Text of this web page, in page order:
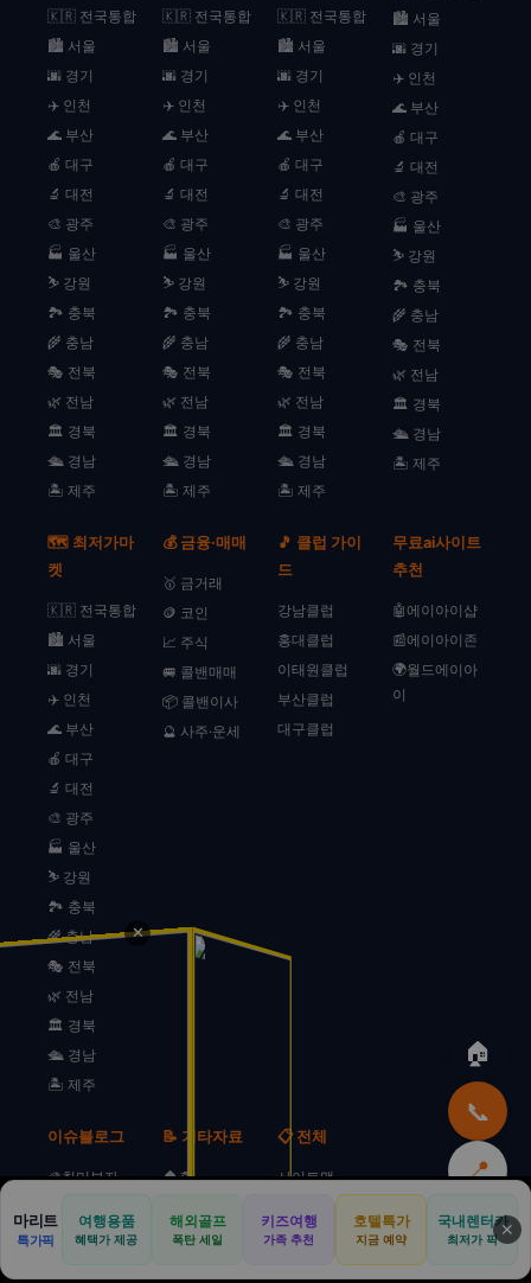
🇰🇷 전국통합
🏙️ 서울
🌆 경기
✈️ 인천
🌊 부산
🍎 대구
🔬 대전
🎨 광주
🏭 울산
⛷️ 강원
🏞️ 충북
🌾 충남
🎭 전북
🌿 전남
🏛️ 경북
🛳️ 경남
🏝️ 제주
🇰🇷 전국통합
🏙️ 서울
🌆 경기
✈️ 인천
🌊 부산
🍎 대구
🔬 대전
🎨 광주
🏭 울산
⛷️ 강원
🏞️ 충북
🌾 충남
🎭 전북
🌿 전남
🏛️ 경북
🛳️ 경남
🏝️ 제주
🇰🇷 전국통합
🏙️ 서울
🌆 경기
✈️ 인천
🌊 부산
🍎 대구
🔬 대전
🎨 광주
🏭 울산
⛷️ 강원
🏞️ 충북
🌾 충남
🎭 전북
🌿 전남
🏛️ 경북
🛳️ 경남
🏝️ 제주
🏙️ 서울
🌆 경기
✈️ 인천
🌊 부산
🍎 대구
🔬 대전
🎨 광주
🏭 울산
⛷️ 강원
🏞️ 충북
🌾 충남
🎭 전북
🌿 전남
🏛️ 경북
🛳️ 경남
🏝️ 제주
🗺️ 최저가마
켓
🇰🇷 전국통합
🏙️ 서울
🌆 경기
✈️ 인천
🌊 부산
🍎 대구
🔬 대전
🎨 광주
🏭 울산
⛷️ 강원
🏞️ 충북
🌾 충남
🎭 전북
🌿 전남
🏛️ 경북
🛳️ 경남
🏝️ 제주
💰 금융·매매
🥇 금거래
🪙 코인
📈 주식
🚐 콜밴매매
📦 콜밴이사
🔮 사주·운세
🎵 클럽 가이
드
강남클럽
홍대클럽
이태원클럽
부산클럽
대구클럽
무료ai사이트
추천
🤖에이아이샵
📰에이아이존
🌍월드에이아
이
이슈블로그
🎨취미부자
📝하비기록러
🏠방구석탐험
📝 기타자료
🏠홈
포
📋 전체
사이트맵
문의
🏠
📞
📍
⬆️
🏠 🚗
리무진
💒 🏕️
캠핑카
📍
전국
📢
광고
✕
마리트
특가픽
여행용품
혜택가 제공
해외골프
폭탄 세일
키즈여행
가족 추천
호텔특가
지금 예약
국내렌터카
최저가 픽 ✕